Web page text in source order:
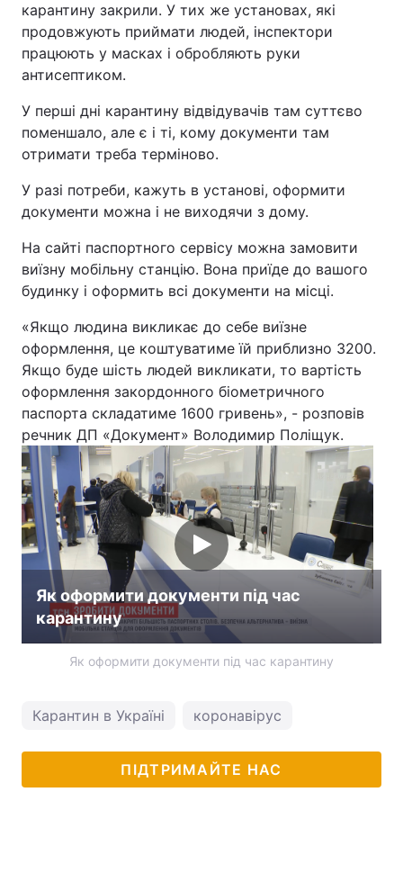
Зброя Інциденти
Здоров'я Туризм
Екологія Регіони
Відео з Youtube Статті
Інтерв'ю
Архів Вакансії
Контакти
Послуги
Тема оформлення
карантину закрили. У тих же установах, які
продовжують приймати людей, інспектори
працюють у масках і обробляють руки
антисептиком.
У перші дні карантину відвідувачів там суттєво
поменшало, але є і ті, кому документи там
отримати треба терміново.
У разі потреби, кажуть в установі, оформити
документи можна і не виходячи з дому.
На сайті паспортного сервісу можна замовити
виїзну мобільну станцію. Вона приїде до вашого
будинку і оформить всі документи на місці.
«Якщо людина викликає до себе виїзне
оформлення, це коштуватиме їй приблизно 3200.
Якщо буде шість людей викликати, то вартість
оформлення закордонного біометричного
паспорта складатиме 1600 гривень», - розповів
речник ДП «Документ» Володимир Поліщук.
Як оформити документи під час
карантину
Як оформити документи під час карантину
Карантин в Україні коронавірус
ПІДТРИМАЙТЕ НАС